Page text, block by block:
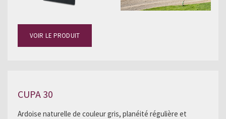
VOIR LE PRODUIT
CUPA 30
Ardoise naturelle de couleur gris, planéité régulière et